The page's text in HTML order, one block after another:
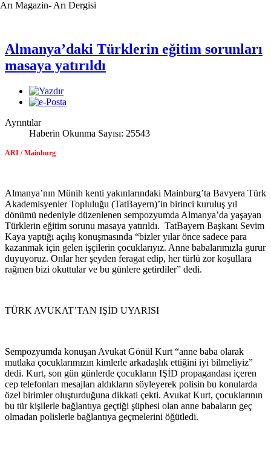
Arı Magazin- Arı Dergisi
Almanya’daki Türklerin eğitim sorunları
masaya yatırıldı
Ayrıntılar
Haberin Okunma Sayısı: 25543
ARI / Mainburg
Almanya’nın Münih kenti yakınlarındaki Mainburg’ta Bavyera Türk
Akademisyenler Topluluğu (TatBayern)’in birinci kuruluş yıl
dönümü nedeniyle düzenlenen sempozyumda Almanya’da yaşayan
Türklerin eğitim sorunu masaya yatırıldı. TatBayern Başkanı Sevim
Kaya yaptığı açılış konuşmasında “bizler yılar önce sadece para
kazanmak için gelen işçilerin çocuklarıyız. Anne babalarımızla gurur
duyuyoruz. Onlar her şeyden feragat edip, her türlü zor koşullara
rağmen bizi okuttular ve bu günlere getirdiler” dedi.
TÜRK AVUKAT’TAN IŞİD UYARISI
Sempozyumda konuşan Avukat Gönül Kurt “anne baba olarak
mutlaka çocuklarımızın kimlerle arkadaşlık ettiğini iyi bilmeliyiz”
dedi. Kurt, son gün günlerde çocukların IŞİD propagandası içeren
cep telefonları mesajları aldıkların söyleyerek polisin bu konularda
özel birimler oluşturduğuna dikkati çekti. Avukat Kurt, çocuklarının
bu tür kişilerle bağlantıya geçtiği şüphesi olan anne babaların geç
olmadan polislerle bağlantıya geçmelerini öğütledi.